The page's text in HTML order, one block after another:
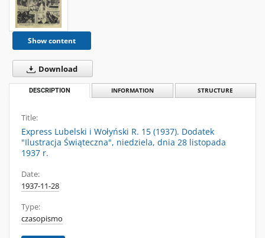
Show content
Download
DESCRIPTION INFORMATION STRUCTURE
Title:
Express Lubelski i Wołyński R. 15 (1937). Dodatek
"Ilustracja Świąteczna", niedziela, dnia 28 listopada
1937 r.
Date:
1937-11-28
Type:
czasopismo